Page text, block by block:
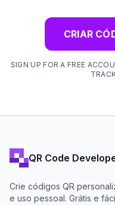
CRIAR
SIGN UP FOR A FREE
QR Code
Crie códigos QR
e uso pessoal. Grátis e